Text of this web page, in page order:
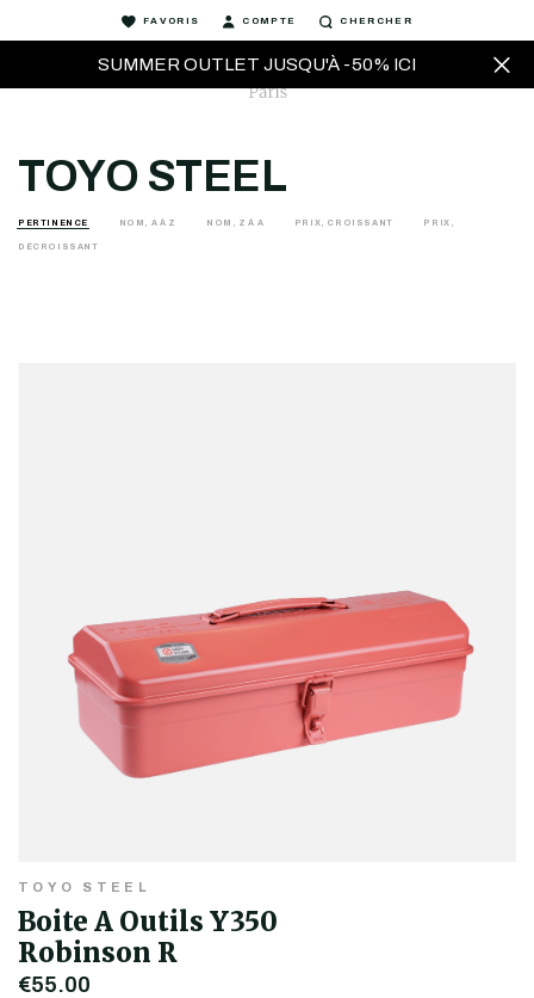
SUMMER OUTLET JUSQU'À -50% ICI
FAVORIS COMPTE CHERCHER
TOYO STEEL
PERTINENCE NOM, A À Z NOM, Z À A PRIX, CROISSANT PRIX,
DÉCROISSANT
TOYO STEEL
Boite A Outils Y350
Robinson R
€55,00